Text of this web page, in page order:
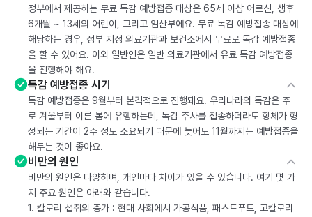
정부에서 제공하는 무료 독감 예방접종 대상은 65세 이상 어르신, 생후
6개월 ~ 13세의 어린이, 그리고 임산부에요. 무료 독감 예방접종 대상에
해당하는 경우, 정부 지정 의료기관과 보건소에서 무료로 독감 예방접종
을 할 수 있어요. 이외 일반인은 일반 의료기관에서 유료 독감 예방접종
을 진행해야 해요.
독감 예방접종 시기
독감 예방접종은 9월부터 본격적으로 진행돼요. 우리나라의 독감은 주
로 겨울부터 이른 봄에 유행하는데, 독감 주사를 접종하더라도 항체가 형
성되는 기간이 2주 정도 소요되기 때문에 늦어도 11월까지는 예방접종을
해두는 것이 좋아요.
비만의 원인
비만의 원인은 다양하며, 개인마다 차이가 있을 수 있습니다. 여기 몇 가
지 주요 원인은 아래와 같습니다.
1. 칼로리 섭취의 증가 : 현대 사회에서 가공식품, 패스트푸드, 고칼로리